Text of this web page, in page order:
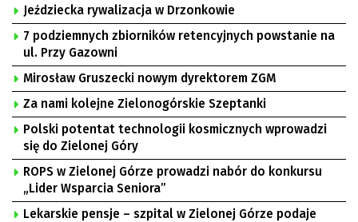
Jeździecka rywalizacja w Drzonkowie
7 podziemnych zbiorników retencyjnych powstanie na
ul. Przy Gazowni
Mirosław Gruszecki nowym dyrektorem ZGM
Za nami kolejne Zielonogórskie Szeptanki
Polski potentat technologii kosmicznych wprowadzi
się do Zielonej Góry
ROPS w Zielonej Górze prowadzi nabór do konkursu
„Lider Wsparcia Seniora”
Lekarskie pensje – szpital w Zielonej Górze podaje